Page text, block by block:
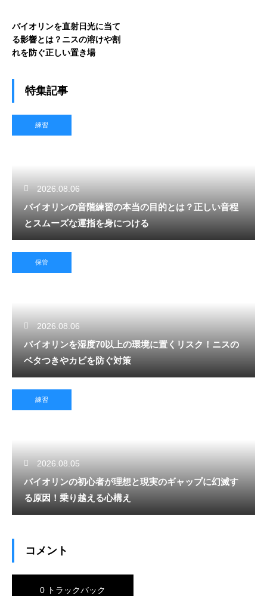
バイオリンを直射日光に当て
る影響とは？ニスの溶けや割
れを防ぐ正しい置き場
特集記事
練習
2026.08.06
バイオリンの音階練習の本当の目的とは？正しい音程
とスムーズな運指を身につける
保管
2026.08.06
バイオリンを湿度70以上の環境に置くリスク！ニスの
ベタつきやカビを防ぐ対策
練習
2026.08.05
バイオリンの初心者が理想と現実のギャップに幻滅す
る原因！乗り越える心構え
コメント
0 トラックバック